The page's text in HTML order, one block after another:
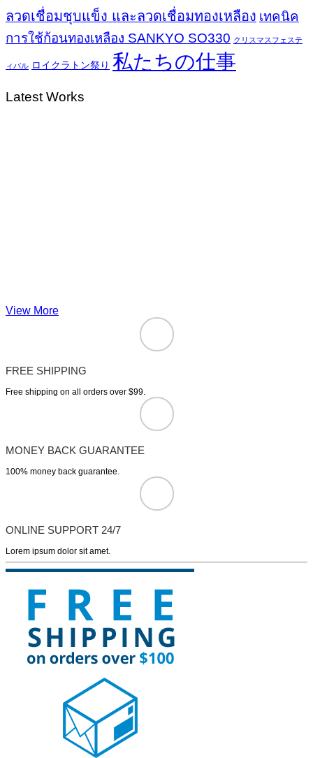
ลวดเชื่อมชุบแข็ง และลวดเชื่อมทองเหลือง เทคนิค
การใช้ก้อนทองเหลือง SANKYO SO330 クリスマスフェステ
ィバル ロイクラトン祭り 私たちの仕事
Latest Works
View More
FREE SHIPPING
Free shipping on all orders over $99.
MONEY BACK GUARANTEE
100% money back guarantee.
ONLINE SUPPORT 24/7
Lorem ipsum dolor sit amet.